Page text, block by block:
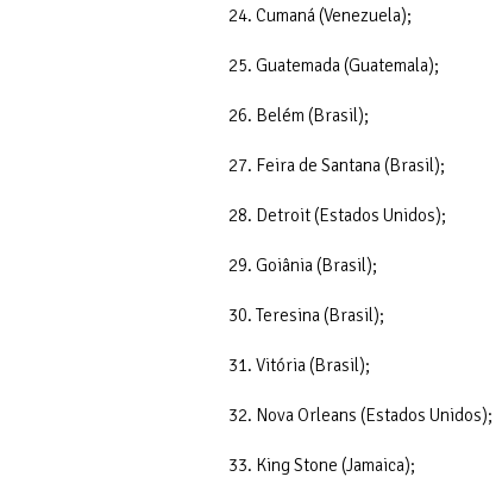
24. Cumaná (Venezuela);
25. Guatemada (Guatemala);
26. Belém (Brasil);
27. Feira de Santana (Brasil);
28. Detroit (Estados Unidos);
29. Goiânia (Brasil);
30. Teresina (Brasil);
31. Vitória (Brasil);
32. Nova Orleans (Estados Unidos);
33. King Stone (Jamaica);